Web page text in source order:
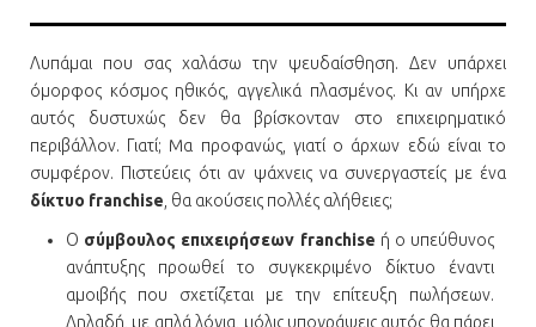
Λυπάμαι που σας χαλάσω την ψευδαίσθηση. Δεν υπάρχει
όμορφος κόσμος ηθικός, αγγελικά πλασμένος. Κι αν υπήρχε
αυτός δυστυχώς δεν θα βρίσκονταν στο επιχειρηματικό
περιβάλλον. Γιατί; Mα προφανώς, γιατί ο άρχων εδώ είναι το
συμφέρον. Πιστεύεις ότι αν ψάχνεις να συνεργαστείς με ένα
δίκτυο franchise , θα ακούσεις πολλές αλήθειες;
Ο σύμβουλος επιχειρήσεων franchise ή ο υπεύθυνος
ανάπτυξης προωθεί το συγκεκριμένο δίκτυο έναντι
αμοιβής που σχετίζεται με την επίτευξη πωλήσεων.
Δηλαδή, με απλά λόγια, μόλις υπογράψεις αυτός θα πάρει